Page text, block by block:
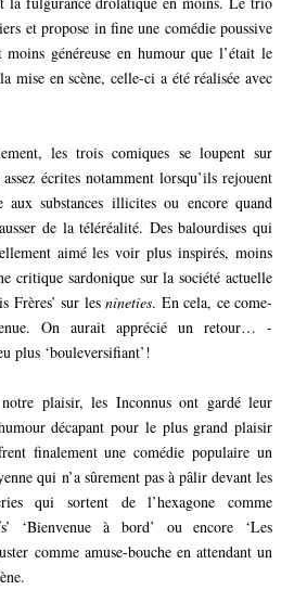
et propose in fine une comédie poussive
moins généreuse en humour que l’était le
mise en scène, celle-ci a été réalisée avec
les trois comiques se loupent sur
assez écrites notamment lorsqu’ils rejouent
aux substances illicites ou encore quand
de la téléréalité. Des balourdises qui
aimé les voir plus inspirés, moins
critique sardonique sur la société actuelle
Frères’ sur lesnineties. En cela, ce come-
On aurait apprécié un retour… -
plus ‘bouleversifiant’!
plaisir, les Inconnus ont gardé leur
décapant pour le plus grand plaisir
finalement une comédie populaire un
qui n’a sûrement pas à pâlir devant les
qui sortent de l’hexagone comme
‘Bienvenue à bord’ ou encore ‘Les
comme amuse-bouche en attendant un